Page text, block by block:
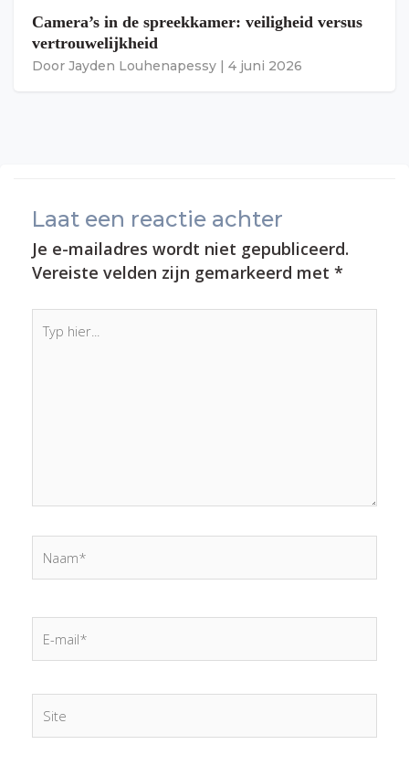
Camera’s in de spreekkamer: veiligheid versus
vertrouwelijkheid
Door Jayden Louhenapessy | 4 juni 2026
Laat een reactie achter
Je e-mailadres wordt niet gepubliceerd.
Vereiste velden zijn gemarkeerd met *
hier...
mail*